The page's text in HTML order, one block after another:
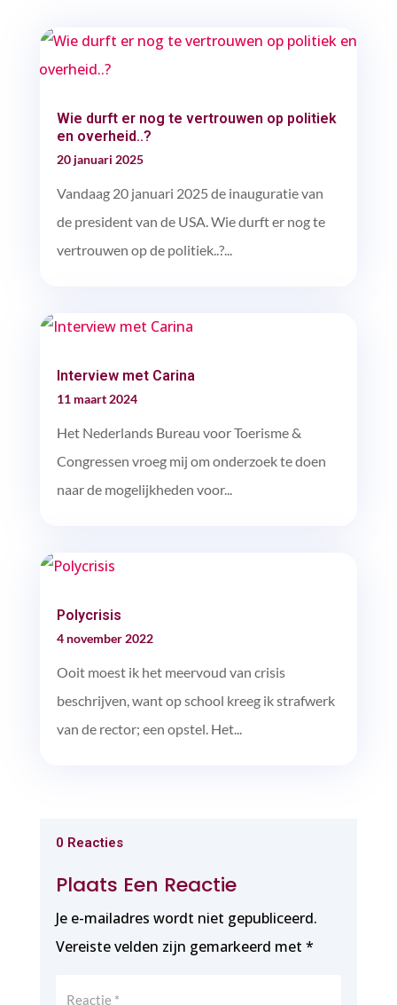
Wie durft er nog te vertrouwen op politiek
en overheid..?
20 januari 2025
Vandaag 20 januari 2025 de inauguratie van
de president van de USA. Wie durft er nog te
vertrouwen op de politiek..?...
Interview met Carina
11 maart 2024
Het Nederlands Bureau voor Toerisme &
Congressen vroeg mij om onderzoek te doen
naar de mogelijkheden voor...
Polycrisis
4 november 2022
Ooit moest ik het meervoud van crisis
beschrijven, want op school kreeg ik strafwerk
van de rector; een opstel. Het...
0 Reacties
Plaats Een Reactie
Je e-mailadres wordt niet gepubliceerd.
Vereiste velden zijn gemarkeerd met *